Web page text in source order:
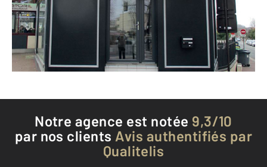
Envoyer un message
Téléphoner à l'agence
Notre agence est notée 9,3/10
par nos clients Avis authentifiés par
Qualitelis